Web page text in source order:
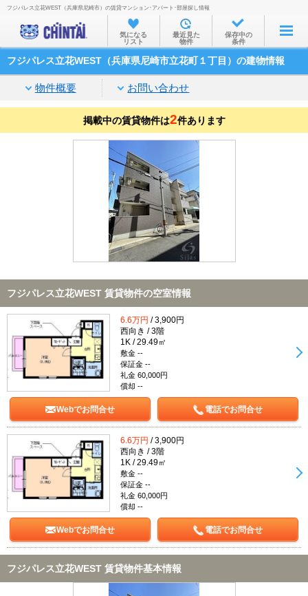
お部屋を探す
沿線・駅から
家賃相場から
通勤通学時間から
物件特集から
不動産会社から
TOP
フジパレス立花WEST（兵庫県尼崎市）の賃貸マンション･アパート･部屋探し情報
気になる
リスト
最近見た
物件
保存中の
条件
フジパレス立花WEST（兵庫県尼崎市立花町１丁目）の建物情報
物件概要 お問い合わせ
掲載中の賃貸物件は2件あります
フジパレス立花WEST 賃貸物件の空室情報
6.6万円 / 3,900円
西向き / 3階
1K / 29.49㎡
敷金 --
保証金 --
礼金 60,000円
償却 --
Webでお問合せ 電話でお問合せ
6.6万円 / 3,900円
西向き / 3階
1K / 29.49㎡
敷金 --
保証金 --
礼金 60,000円
償却 --
Webでお問合せ 電話でお問合せ
フジパレス立花WEST 賃貸物件基本情報